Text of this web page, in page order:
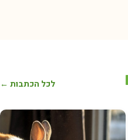
לכל הכתבות ←